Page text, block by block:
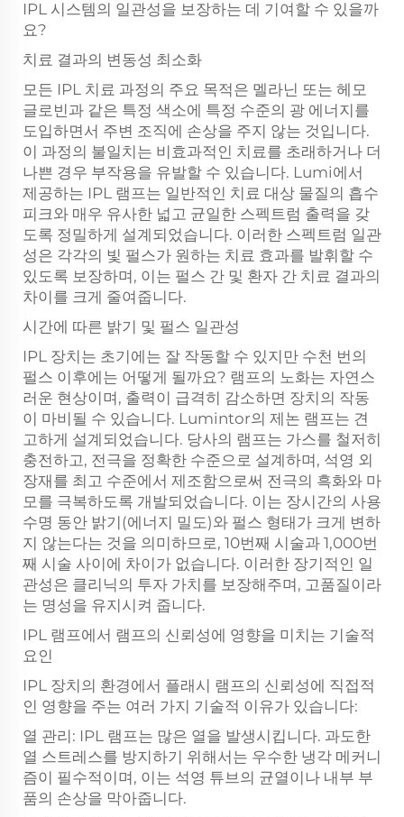
IPL 시스템의 일관성을 보장하는 데 기여할 수 있을까
요?
치료 결과의 변동성 최소화
모든 IPL 치료 과정의 주요 목적은 멜라닌 또는 헤모
글로빈과 같은 특정 색소에 특정 수준의 광 에너지를
도입하면서 주변 조직에 손상을 주지 않는 것입니다.
이 과정의 불일치는 비효과적인 치료를 초래하거나 더
나쁜 경우 부작용을 유발할 수 있습니다. Lumi에서
제공하는 IPL 램프는 일반적인 치료 대상 물질의 흡수
피크와 매우 유사한 넓고 균일한 스펙트럼 출력을 갖
도록 정밀하게 설계되었습니다. 이러한 스펙트럼 일관
성은 각각의 빛 펄스가 원하는 치료 효과를 발휘할 수
있도록 보장하며, 이는 펄스 간 및 환자 간 치료 결과의
차이를 크게 줄여줍니다.
시간에 따른 밝기 및 펄스 일관성
IPL 장치는 초기에는 잘 작동할 수 있지만 수천 번의
펄스 이후에는 어떻게 될까요? 램프의 노화는 자연스
러운 현상이며, 출력이 급격히 감소하면 장치의 작동
이 마비될 수 있습니다. Lumintor의 제논 램프는 견
고하게 설계되었습니다. 당사의 램프는 가스를 철저히
충전하고, 전극을 정확한 수준으로 설계하며, 석영 외
장재를 최고 수준에서 제조함으로써 전극의 흑화와 마
모를 극복하도록 개발되었습니다. 이는 장시간의 사용
수명 동안 밝기(에너지 밀도)와 펄스 형태가 크게 변하
지 않는다는 것을 의미하므로, 10번째 시술과 1,000번
째 시술 사이에 차이가 없습니다. 이러한 장기적인 일
관성은 클리닉의 투자 가치를 보장해주며, 고품질이라
는 명성을 유지시켜 줍니다.
IPL 램프에서 램프의 신뢰성에 영향을 미치는 기술적
요인
IPL 장치의 환경에서 플래시 램프의 신뢰성에 직접적
인 영향을 주는 여러 가지 기술적 이유가 있습니다:
열 관리: IPL 램프는 많은 열을 발생시킵니다. 과도한
열 스트레스를 방지하기 위해서는 우수한 냉각 메커니
즘이 필수적이며, 이는 석영 튜브의 균열이나 내부 부
품의 손상을 막아줍니다.